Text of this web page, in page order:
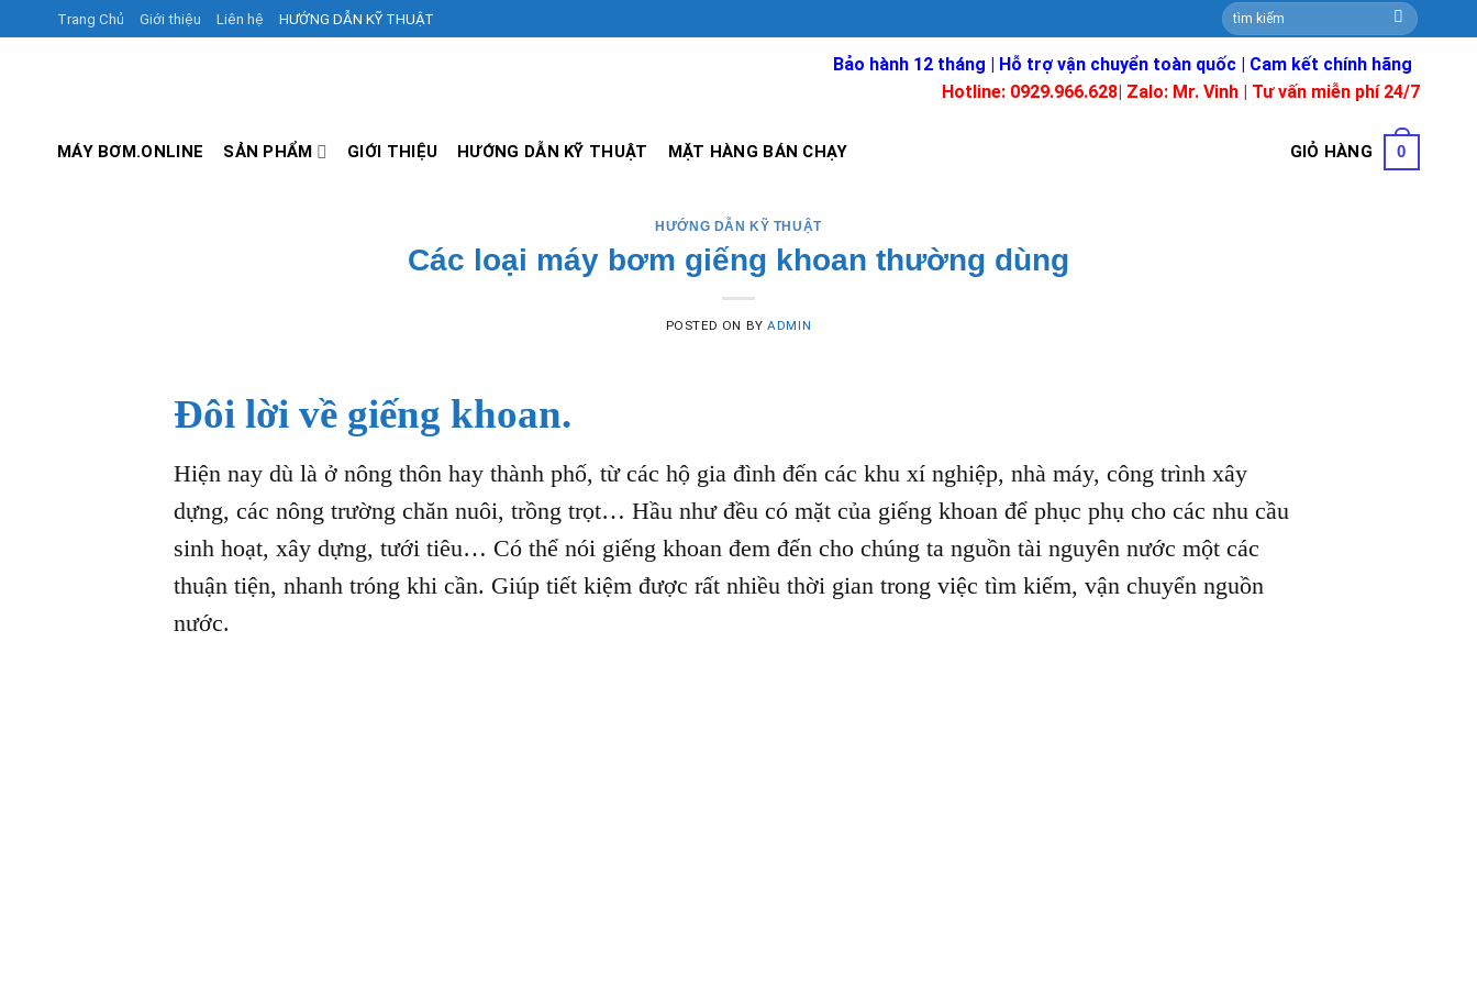
to
Trang Chủ Giới thiệu Liên hệ HƯỚNG DẪN KỸ THUẬT
Tìm
kiếm:
Bảo hành 12 tháng | Hỗ trợ vận chuyển toàn quốc | Cam kết chính hãng
Hotline: 0929.966.628| Zalo: Mr. Vinh | Tư vấn miễn phí 24/7
MÁY BƠM.ONLINE SẢN PHẨM GIỚI THIỆU HƯỚNG DẪN KỸ THUẬT MẶT HÀNG BÁN CHẠY GIỎ HÀNG 0
HƯỚNG DẪN KỸ THUẬT
Các loại máy bơm giếng khoan thường dùng
POSTED ON BYADMIN
Đôi lời về giếng khoan.
Hiện nay dù là ở nông thôn hay thành phố, từ các hộ gia đình đến các khu xí nghiệp, nhà máy, công trình xây
dựng, các nông trường chăn nuôi, trồng trọt… Hầu như đều có mặt của giếng khoan để phục phụ cho các nhu cầu
sinh hoạt, xây dựng, tưới tiêu… Có thể nói giếng khoan đem đến cho chúng ta nguồn tài nguyên nước một các
thuận tiện, nhanh tróng khi cần. Giúp tiết kiệm được rất nhiều thời gian trong việc tìm kiếm, vận chuyển nguồn
nước.